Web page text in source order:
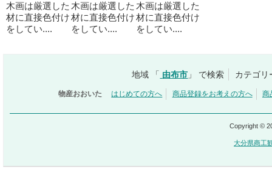
木画は厳選した
材に直接色付け
をしてい....
木画は厳選した
材に直接色付け
をしてい....
木画は厳選した
材に直接色付け
をしてい....
地域 「 由布市 」 で検索 カテゴリ
物産おおいた はじめての方へ 商品登録をお考えの方へ 商
Copyright ©
大分県商工